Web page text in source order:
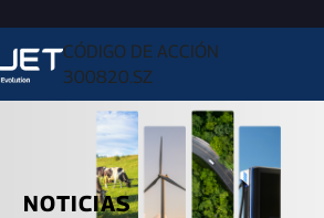
CÓDIGO DE ACCIÓN
300820.SZ
NOTICIAS